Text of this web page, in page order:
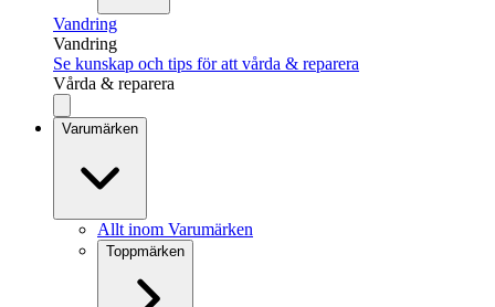
Vandring
Vandring
Se kunskap och tips för att vårda & reparera
Vårda & reparera
Varumärken
Allt inom Varumärken
Toppmärken